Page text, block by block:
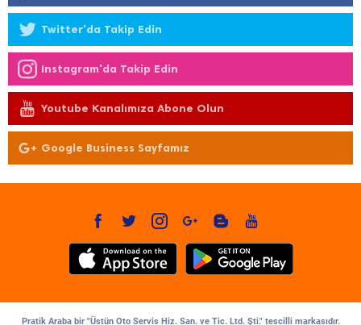
Twitter'da Takip Edin
Instagram'da Takip Edin
Youtube Kanalımıza Abone Olun
Google Business Sayfamız
Pratik Araba bir "Üstün Oto Servis Hiz. San. ve Tic. Ltd. Şti." tescilli markasıdır.